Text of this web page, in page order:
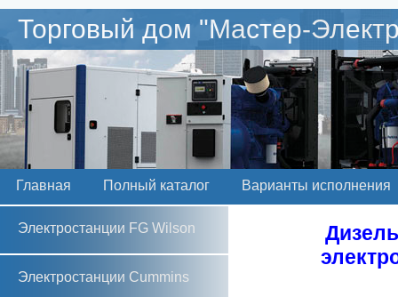
Торговый дом "Мастер-
Главная Полный каталог Варианты исполнения
Электростанции FG Wilson
Электростанции Cummins